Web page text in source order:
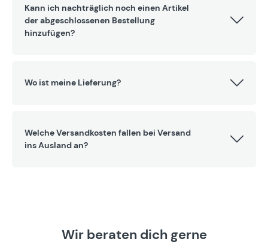
Kann ich nachträglich noch einen Artikel
der abgeschlossenen Bestellung
hinzufügen?
Wo ist meine Lieferung?
Welche Versandkosten fallen bei Versand
ins Ausland an?
Wir beraten dich gerne